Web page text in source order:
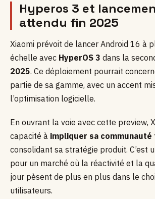
Hyperos 3 et
attendu fin 2025
Xiaomi prévoit de lancer Android 16 à
échelle avec HyperOS 3 dans la
2025. Ce déploiement pourrait
partie de sa gamme, avec un accent
l’optimisation logicielle.
En ouvrant la voie avec cette preview,
capacité à impliquer sa communauté
consolidant sa stratégie produit. C’est
pour un marché où la réactivité et la
jour pèsent de plus en plus dans le
utilisateurs.